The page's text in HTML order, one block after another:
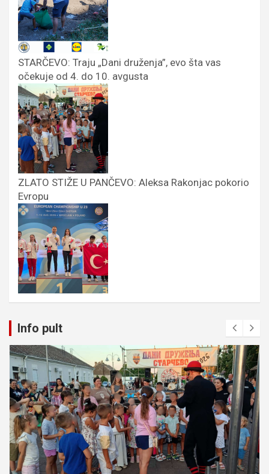
STARČEVO: Traju „Dani druženja”, evo šta vas
očekuje od 4. do 10. avgusta
ZLATO STIŽE U PANČEVO: Aleksa Rakonjac pokorio
Evropu
Info pult